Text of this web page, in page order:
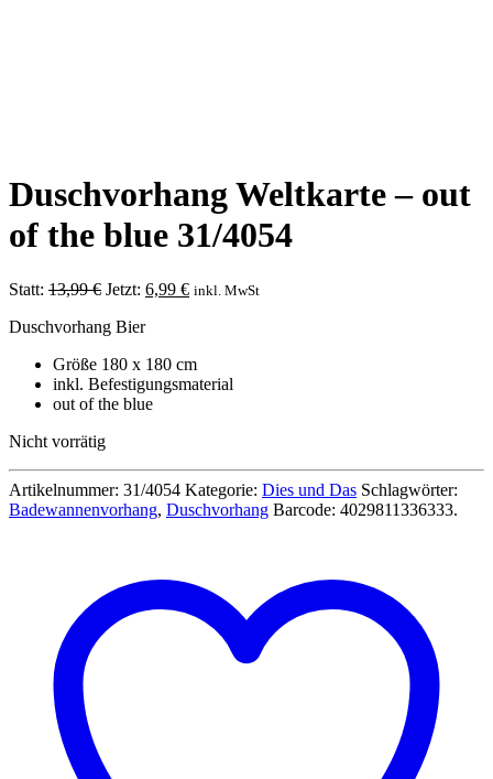
Duschvorhang Weltkarte – out
of the blue 31/4054
Statt: 13,99€ Ursprünglicher
war:
Jetzt: 6,99 €Aktueller
inkl. MwSt
Duschvorhang Bier
Größe 180 x 180 cm
inkl. Befestigungsmaterial
out of the blue
Nicht vorrätig
Artikelnummer: 31/4054 Kategorie: Dies und Das Schlagwörter:
Badewannenvorhang, Duschvorhang Barcode: 4029811336333.